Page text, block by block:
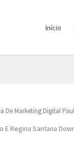
Início
Marketing Digital
E Regina Santana